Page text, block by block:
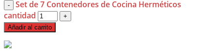
Set de 7 Contenedores de Cocina Herméticos
cantidad
Añadir al carrito